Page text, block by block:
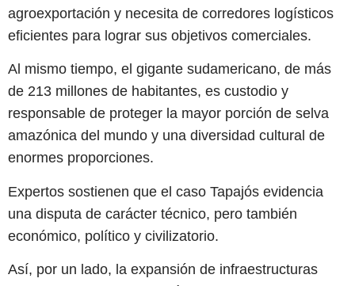
agroexportación y necesita de corredores logísticos
eficientes para lograr sus objetivos comerciales.
Al mismo tiempo, el gigante sudamericano, de más
de 213 millones de habitantes, es custodio y
responsable de proteger la mayor porción de selva
amazónica del mundo y una diversidad cultural de
enormes proporciones.
Expertos sostienen que el caso Tapajós evidencia
una disputa de carácter técnico, pero también
económico, político y civilizatorio.
Así, por un lado, la expansión de infraestructuras